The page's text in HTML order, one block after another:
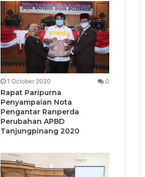
1 October 2020 0
Rapat Paripurna
Penyampaian Nota
Pengantar Ranperda
Perubahan APBD
Tanjungpinang 2020